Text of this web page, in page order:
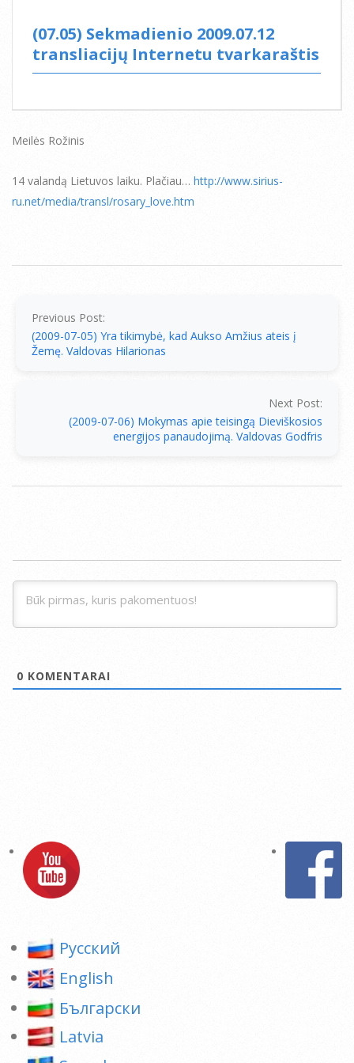
(07.05) Sekmadienio 2009.07.12
transliacijų Internetu tvarkaraštis
Meilės Rožinis
14 valandą Lietuvos laiku. Plačiau… http://www.sirius-
ru.net/media/transl/rosary_love.htm
Previous Post:
(2009-07-05) Yra tikimybė, kad Aukso Amžius ateis į
Žemę. Valdovas Hilarionas
Next Post:
(2009-07-06) Mokymas apie teisingą Dieviškosios
energijos panaudojimą. Valdovas Godfris
0 KOMENTARAI
Pусский
English
Български
Latvia